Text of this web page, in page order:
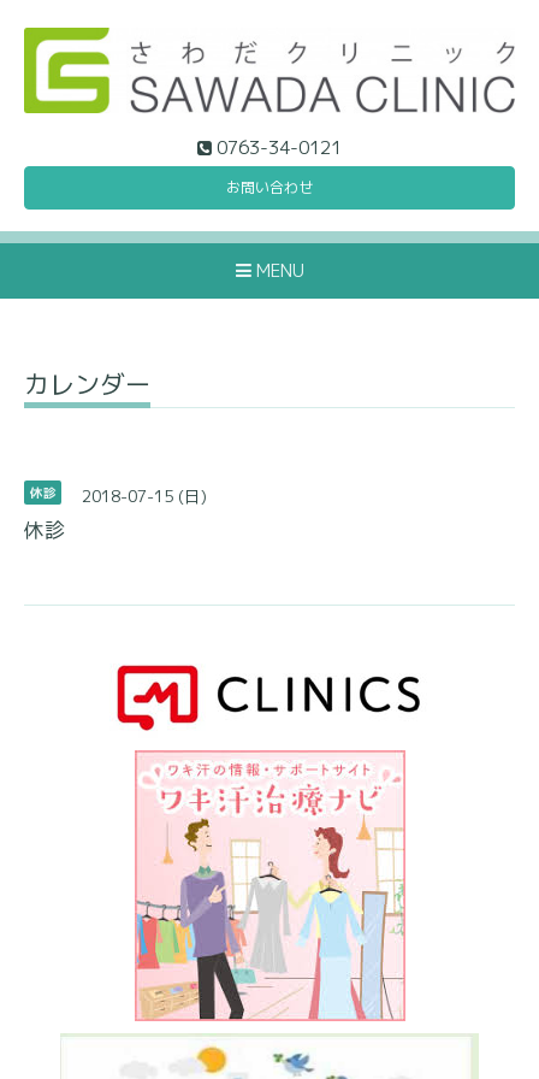
0763-34-0121
お問い合わせ
MENU
カレンダー
休診 2018-07-15 (日)
休診